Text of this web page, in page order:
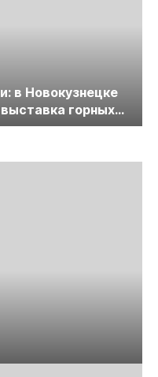
в Новокузнецке
горных
Уголь России и